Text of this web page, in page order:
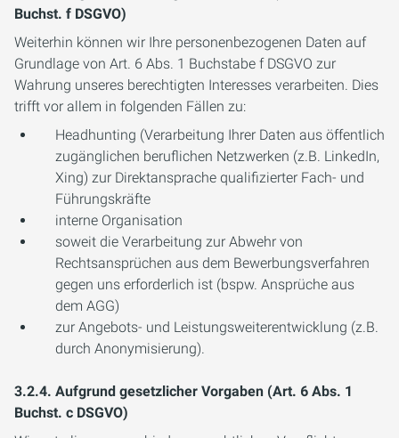
Buchst. f DSGVO)
Weiterhin können wir Ihre personenbezogenen Daten auf
Grundlage von Art. 6 Abs. 1 Buchstabe f DSGVO zur
Wahrung unseres berechtigten Interesses verarbeiten. Dies
trifft vor allem in folgenden Fällen zu:
Headhunting (Verarbeitung Ihrer Daten aus öffentlich
zugänglichen beruflichen Netzwerken (z.B. LinkedIn,
Xing) zur Direktansprache qualifizierter Fach- und
Führungskräfte
interne Organisation
soweit die Verarbeitung zur Abwehr von
Rechtsansprüchen aus dem Bewerbungsverfahren
gegen uns erforderlich ist (bspw. Ansprüche aus
dem AGG)
zur Angebots- und Leistungsweiterentwicklung (z.B.
durch Anonymisierung).
3.2.4. Aufgrund gesetzlicher Vorgaben (Art. 6 Abs. 1
Buchst. c DSGVO)